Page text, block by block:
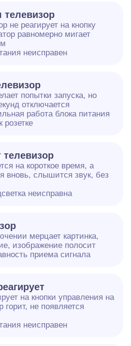
телевизор
не реагирует на кнопку
равномерно мигает
неисправен
попытки запуска, но
отключается
работа блока питания
розетке
телевизор
на короткое время, а
вновь, слышится звук, без
неисправна
мерцает картинка,
изображение полосит
приема сигнала
на кнопки управления на
горит, не появляется
неисправен